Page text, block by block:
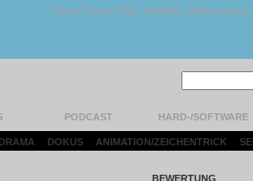
Unser Team | FAQ | Kontakt | Datenschutz
PODCAST HARD-/SOFTWARE
DRAMA DOKUS ANIMATION/ZEICHENTRICK
BEWERTUNG